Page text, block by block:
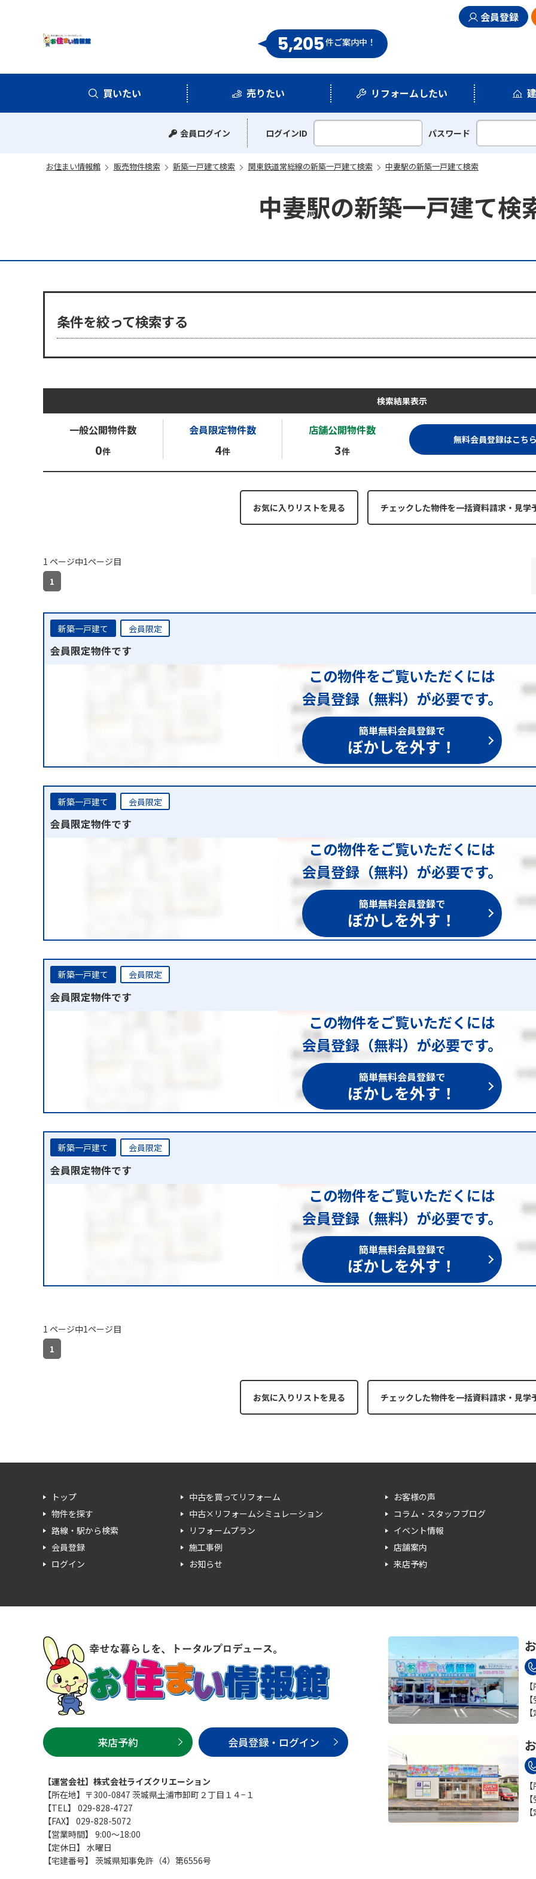
お住まい情報館
5,205件ご案内中！
会員登録
買いたい
中古一戸建て
中古マンション
新築一戸建て
土地
売りたい リフォームしたい
シミュレーション
リフォームプラン
会員ログイン ログインID パスワード
お住まい情報館 販売物件検索 新築一戸建て検索 関東鉄道常総線の新築一戸建て検索 中妻駅の新築一戸建て検索
中妻駅の新築一戸建て検
条件を絞って検索する
検索結果表示
一般公開物件数
0件
会員限定物件数
4件
店舗公開物件数
3件
無料会員登録はこち
お気に入りリストを見る
1 ページ中1ページ目
1
新築一戸建て 会員限定
会員限定物件です
この物件をご覧いただくには
会員登録（無料）が必要です。
簡単無料会員登録で
ぼかしを外す！
新築一戸建て 会員限定
会員限定物件です
この物件をご覧いただくには
会員登録（無料）が必要です。
簡単無料会員登録で
ぼかしを外す！
新築一戸建て 会員限定
会員限定物件です
この物件をご覧いただくには
会員登録（無料）が必要です。
簡単無料会員登録で
ぼかしを外す！
新築一戸建て 会員限定
会員限定物件です
この物件をご覧いただくには
会員登録（無料）が必要です。
簡単無料会員登録で
ぼかしを外す！
1 ページ中1ページ目
1
お気に入りリストを見る
トップ
物件を探す
路線・駅から検索
会員登録
ログイン
中古を買ってリフォーム
中古×リフォームシミュレーション
リフォームプラン
施工事例
お知らせ
お客様の声
コラム・スタッフブログ
イベント情報
店舗案内
来店予約
来店予約 会員登録・ログイン
【運営会社】株式会社ライズクリエーション
【所在地】〒300-0847 茨城県土浦市卸町２丁目１４−１
【TEL】 029-828-4727
【FAX】 029-828-5072
【営業時間】 9:00～18:00
【定休日】 水曜日
【宅建番号】 茨城県知事免許（4）第6556号